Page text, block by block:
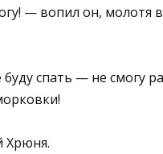
— вопил он, молотя
спать — не смогу
Хрюня.